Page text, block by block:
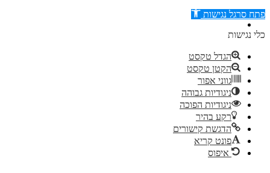
דילוג לתוכן
פתח סרגל נגישות
כלי נגישות
הגדל טקסט
הקטן טקסט
גווני אפור
ניגודיות גבוהה
ניגודיות הפוכה
רקע בהיר
הדגשת קישורים
פונט קריא
איפוס